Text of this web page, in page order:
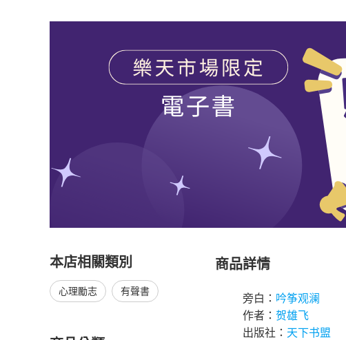
本店相關類別
心理勵志 有聲書
商品詳情
旁白： 吟筝观澜
作者： 贺雄飞
出版社： 天下书盟